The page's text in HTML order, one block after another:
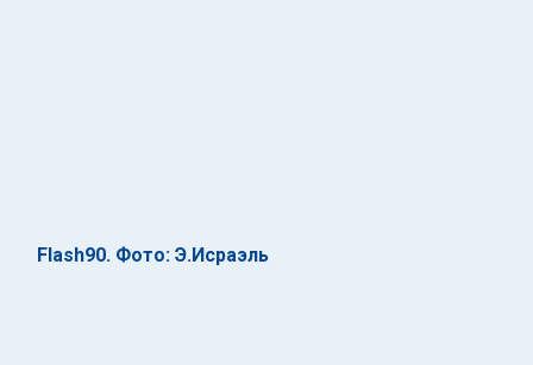
Flash90. Фото: Э.Исраэль